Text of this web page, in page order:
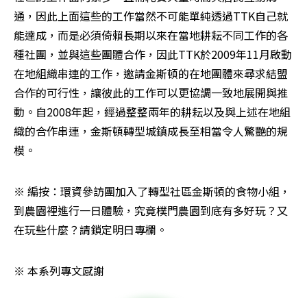
通，因此上面這些的工作當然不可能單純透過TTK自己就
能達成，而是必須倚賴長期以來在當地耕耘不同工作的各
種社團，並與這些團體合作，因此TTK於2009年11月啟動
在地組織串連的工作，邀請金斯頓的在地團體來尋求結盟
合作的可行性，讓彼此的工作可以更協調一致地展開與推
動。自2008年起，經過整整兩年的耕耘以及與上述在地組
織的合作串連，金斯頓轉型城鎮成長至相當令人驚艷的規
模。
※ 編按：環資參訪團加入了轉型社區金斯頓的食物小組，
到農園裡進行一日體驗，究竟樸門農園到底有多好玩？又
在玩些什麼？請鎖定明日專欄。
※ 本系列專文感謝